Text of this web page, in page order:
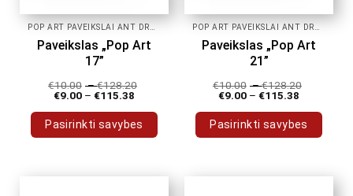
Paveikslas „Pop Art
17”
€10.00 –€128.20
€9.00 – €115.38
Pasirinkti savybes
Paveikslas „Pop Art
21”
€10.00 –€128.20
€9.00 – €115.38
Pasirinkti savybes